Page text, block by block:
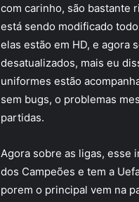
com carinho, são bastante
está sendo modificado
elas estão em HD, e agora
desatualizados, mais eu
uniformes estão
sem bugs, o problemas
partidas.
Agora sobre as ligas, esse
dos Campeões e tem a
porem o principal vem na